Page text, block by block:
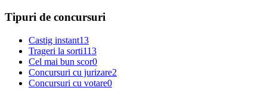
Tipuri de concursuri
Castig instant13
Trageri la sorti113
Cel mai bun scor0
Concursuri cu jurizare2
Concursuri cu votare0